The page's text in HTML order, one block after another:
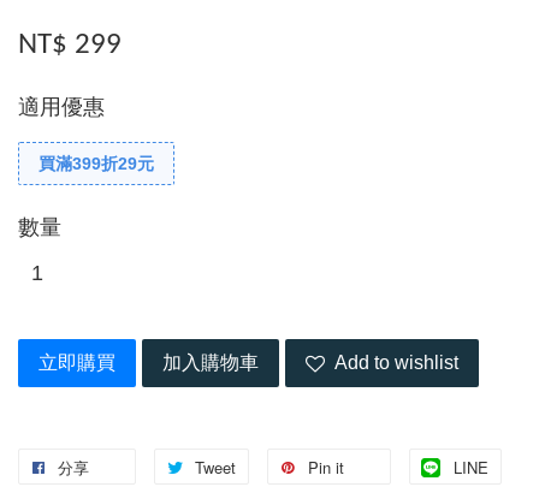
NT$ 299
適用優惠
買滿399折29元
數量
立即購買 加入購物車 Add to wishlist
分享 Tweet Pin it LINE